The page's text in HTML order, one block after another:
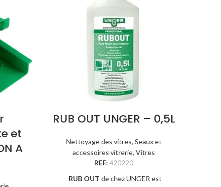
et
A
RUB OUT UNGER – 0,5L
Nettoyage des vitres, Seaux et
accessoires vitrerie, Vitres
REF: 420220
RUB OUT de chez UNGER est